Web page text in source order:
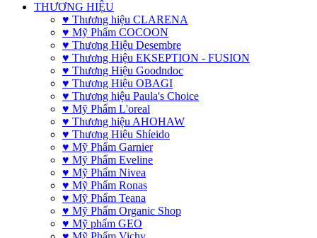
THƯƠNG HIỆU
♥ Thương hiệu CLARENA
♥ Mỹ Phẩm COCOON
♥ Thương Hiệu Desembre
♥ Thương Hiệu EKSEPTION - FUSION
♥ Thương Hiệu Goodndoc
♥ Thương Hiệu OBAGI
♥ Thương hiệu Paula's Choice
♥ Mỹ Phẩm L'oreal
♥ Thương hiệu AHOHAW
♥ Thương Hiệu Shíeido
♥ Mỹ Phẩm Garnier
♥ Mỹ Phẩm Eveline
♥ Mỹ Phẩm Nivea
♥ Mỹ Phẩm Ronas
♥ Mỹ Phẩm Teana
♥ Mỹ Phẩm Organic Shop
♥ Mỹ phẩm GEO